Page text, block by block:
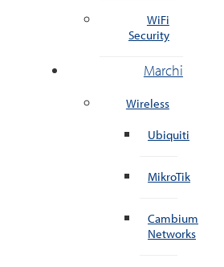
WiFi
Security
Marchi
Wireless
Ubiquiti
MikroTik
Cambium
Networks